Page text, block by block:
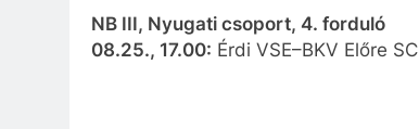
NB III, Nyugati csoport, 4. forduló
08.25., 17.00: Érdi VSE–BKV Előre SC